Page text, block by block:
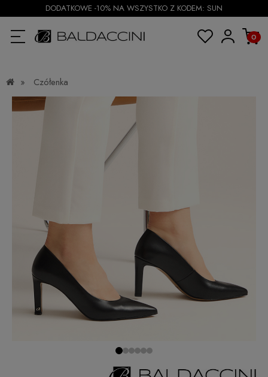
DODATKOWE -10% NA WSZYSTKO Z KODEM: SUN
» Czółenka